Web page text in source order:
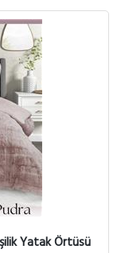
Yatak Örtüsü